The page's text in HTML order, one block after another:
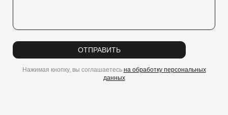
ОТПРАВИТЬ
Нажимая кнопку, вы соглашаетесь на обработку персональных
данных